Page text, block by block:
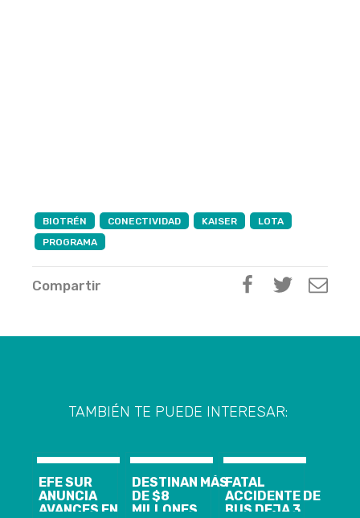
BIOTRÉN CONECTIVIDAD KAISER
LOTA
PROGRAMA
Compartir
TAMBIÉN TE PUEDE INTERESAR:
EFE SUR
ANUNCIA
AVANCES EN
DESTINAN MÁS
DE $8
MILLONES
FATAL
ACCIDENTE DE
BUS DEJA 3